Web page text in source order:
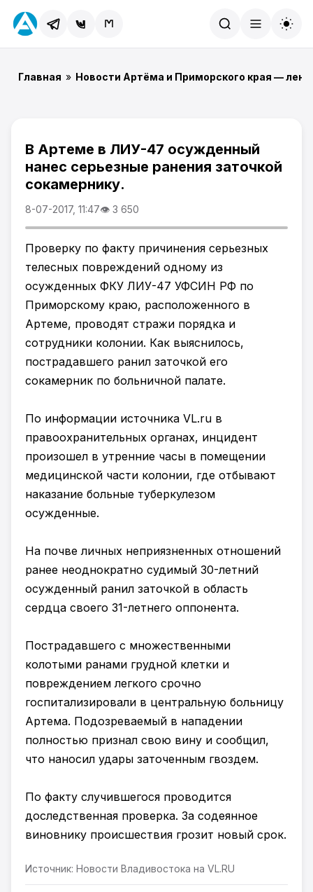
Главная » Новости Артёма и Приморского края —
В Артеме в ЛИУ-47 осужденный
нанес серьезные ранения заточкой
сокамернику.
8-07-2017, 11:47👁 3 650
Проверку по факту причинения серьезных
телесных повреждений одному из
осужденных ФКУ ЛИУ-47 УФСИН РФ по
Приморскому краю, расположенного в
Артеме, проводят стражи порядка и
сотрудники колонии. Как выяснилось,
пострадавшего ранил заточкой его
сокамерник по больничной палате.
По информации источника VL.ru в
правоохранительных органах, инцидент
произошел в утренние часы в помещении
медицинской части колонии, где отбывают
наказание больные туберкулезом
осужденные.
На почве личных неприязненных отношений
ранее неоднократно судимый 30-летний
осужденный ранил заточкой в область
сердца своего 31-летнего оппонента.
Пострадавшего с множественными
колотыми ранами грудной клетки и
повреждением легкого срочно
госпитализировали в центральную больницу
Артема. Подозреваемый в нападении
полностью признал свою вину и сообщил,
что наносил удары заточенным гвоздем.
По факту случившегося проводится
доследственная проверка. За содеянное
виновнику происшествия грозит новый срок.
Источник: Новости Владивостока на VL.RU